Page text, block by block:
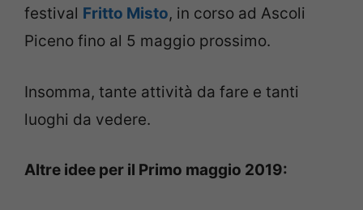
festival Fritto Misto, in corso ad Ascoli
Piceno fino al 5 maggio prossimo.
Insomma, tante attività da fare e tanti
luoghi da vedere.
Altre idee per il Primo maggio 2019: